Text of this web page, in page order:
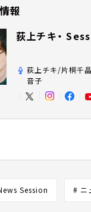
報
荻上チキ・
荻上チキ/片桐千
音子
Session # ニ